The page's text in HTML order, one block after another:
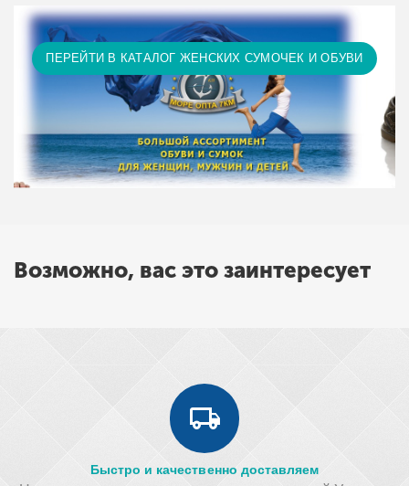
ПЕРЕЙТИ В КАТАЛОГ ЖЕНСКИХ СУМОЧЕК И ОБУВИ
Возможно, вас это заинтересует
Быстро и качественно доставляем